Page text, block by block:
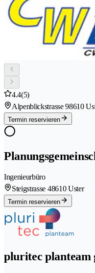
4.4(5)
Alpenblickstrasse 98610
Termin reservieren
Ingenieurbüro
Steigstrasse 48610 Uster
Termin reservieren
pluritec planteam